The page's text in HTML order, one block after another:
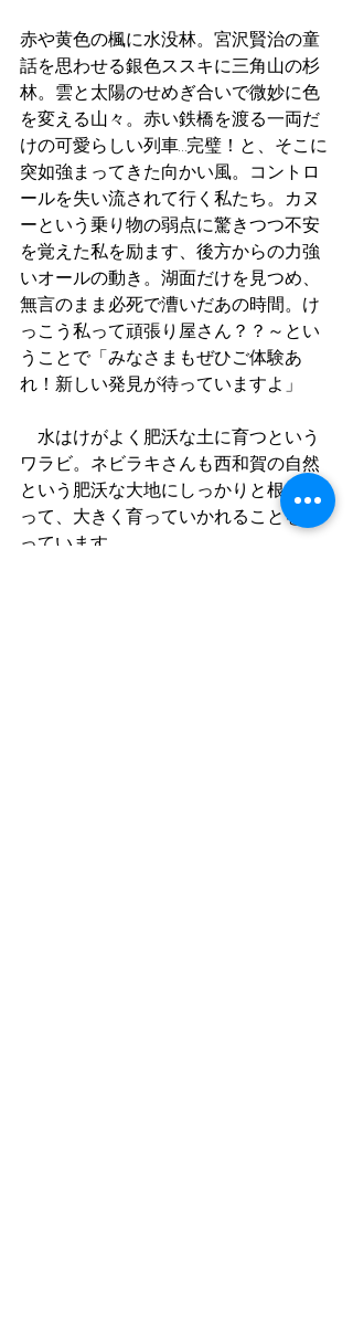
赤や黄色の楓に水没林。宮沢賢治の童
話を思わせる銀色ススキに三角山の杉
林。雲と太陽のせめぎ合いで微妙に色
を変える山々。赤い鉄橋を渡る一両だ
けの可愛らしい列車…完璧！と、そこに
突如強まってきた向かい風。コントロ
ールを失い流されて行く私たち。カヌ
ーという乗り物の弱点に驚きつつ不安
を覚えた私を励ます、後方からの力強
いオールの動き。湖面だけを見つめ、
無言のまま必死で漕いだあの時間。け
っこう私って頑張り屋さん？？～とい
うことで「みなさまもぜひご体験あ
れ！新しい発見が待っていますよ」
水はけがよく肥沃な土に育つという
ワラビ。ネビラキさんも西和賀の自然
という肥沃な大地にしっかりと根を張
って、大きく育っていかれることを願
っています。